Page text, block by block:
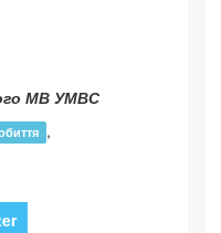
МВ УМВС
,